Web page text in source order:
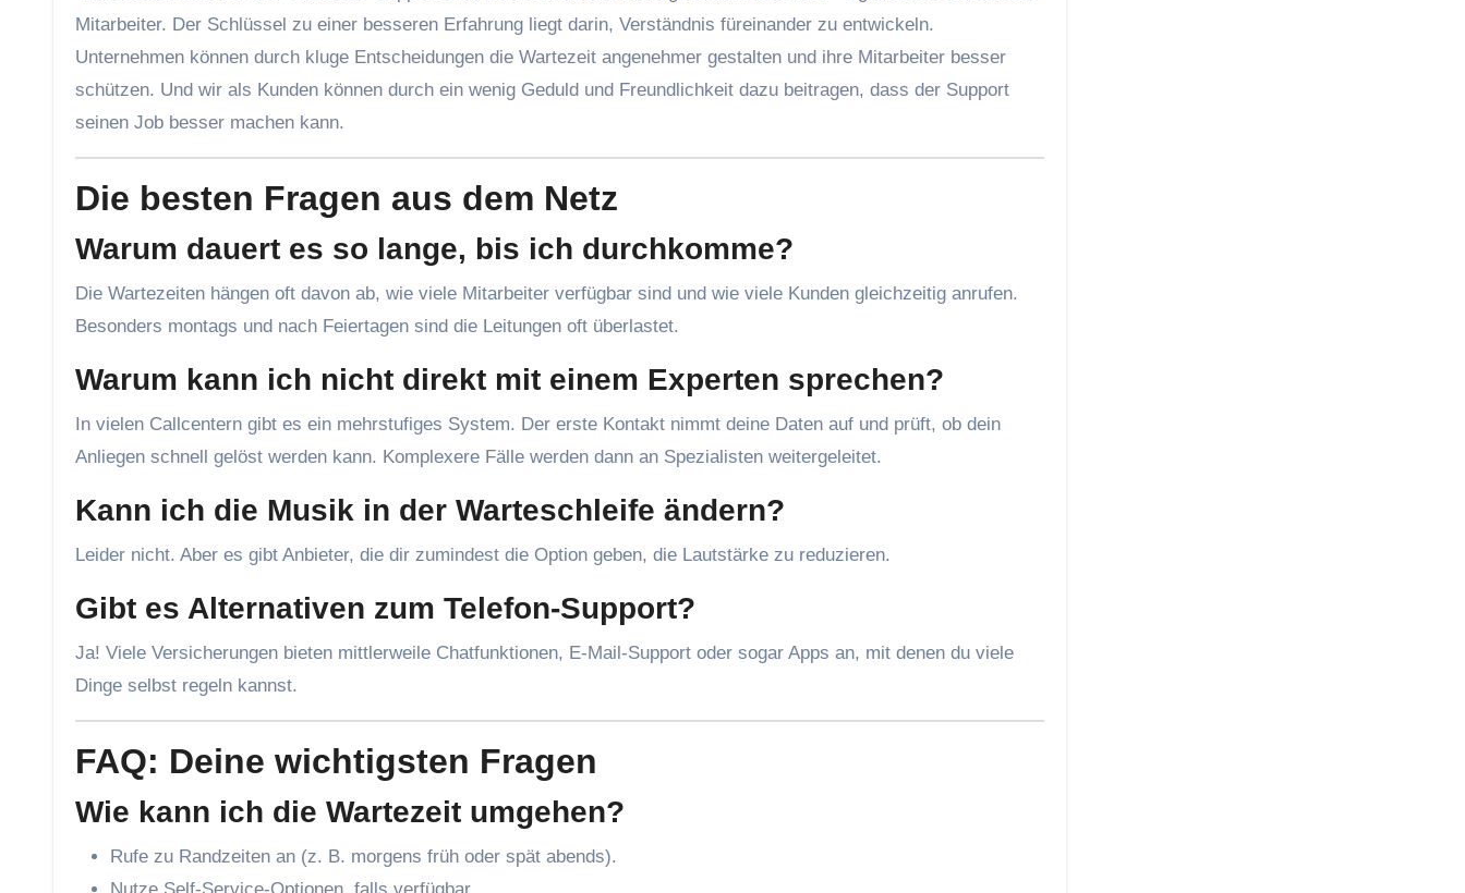
Mitarbeiter. Der Schlüssel zu einer besseren Erfahrung liegt darin, Verständnis füreinander zu entwickeln.
Unternehmen können durch kluge Entscheidungen die Wartezeit angenehmer gestalten und ihre Mitarbeiter besser
schützen. Und wir als Kunden können durch ein wenig Geduld und Freundlichkeit dazu beitragen, dass der Support
seinen Job besser machen kann.
Die besten Fragen aus dem Netz
Warum dauert es so lange, bis ich durchkomme?
Die Wartezeiten hängen oft davon ab, wie viele Mitarbeiter verfügbar sind und wie viele Kunden gleichzeitig anrufen.
Besonders montags und nach Feiertagen sind die Leitungen oft überlastet.
Warum kann ich nicht direkt mit einem Experten sprechen?
In vielen Callcentern gibt es ein mehrstufiges System. Der erste Kontakt nimmt deine Daten auf und prüft, ob dein
Anliegen schnell gelöst werden kann. Komplexere Fälle werden dann an Spezialisten weitergeleitet.
Kann ich die Musik in der Warteschleife ändern?
Leider nicht. Aber es gibt Anbieter, die dir zumindest die Option geben, die Lautstärke zu reduzieren.
Gibt es Alternativen zum Telefon-Support?
Ja! Viele Versicherungen bieten mittlerweile Chatfunktionen, E-Mail-Support oder sogar Apps an, mit denen du viele
Dinge selbst regeln kannst.
FAQ: Deine wichtigsten Fragen
Wie kann ich die Wartezeit umgehen?
Rufe zu Randzeiten an (z. B. morgens früh oder spät abends).